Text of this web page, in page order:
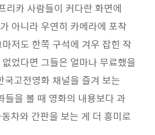
리카 사람들이 커다란 화면에
아니라 우연히 카메라에 포착
저도 한쪽 구석에 겨우 잡힌 작
었다면 그들은 얼마나 무료했을
국고전영화 채널을 즐겨 보는
을 볼 때 영화의 내용보다 과
차와 간판을 보는 게 더 흥미로